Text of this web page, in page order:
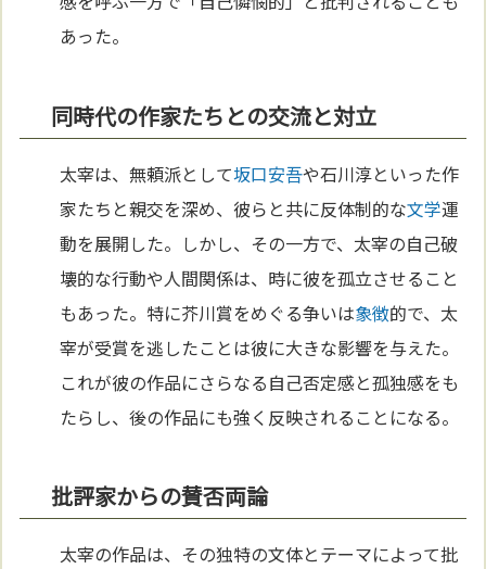
あった。
同時代の作家たちとの交流と対立
太宰は、無頼派として坂口安吾や石川淳といった作
家たちと親交を深め、彼らと共に反体制的な文学運
動を展開した。しかし、その一方で、太宰の自己破
壊的な行動や人間関係は、時に彼を孤立させること
もあった。特に芥川賞をめぐる争いは象徴的で、太
宰が受賞を逃したことは彼に大きな影響を与えた。
これが彼の作品にさらなる自己否定感と孤独感をも
たらし、後の作品にも強く反映されることになる。
批評家からの賛否両論
太宰の作品は、その独特の文体とテーマによって批